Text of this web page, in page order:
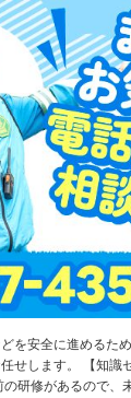
を安全に進めるた
せします。 【知識
の研修があるので、